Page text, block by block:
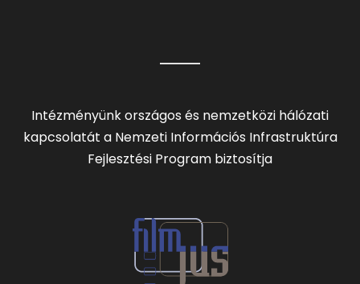
Intézményünk országos és nemzetközi hálózati
kapcsolatát a Nemzeti Információs Infrastruktúra
Fejlesztési Program biztosítja